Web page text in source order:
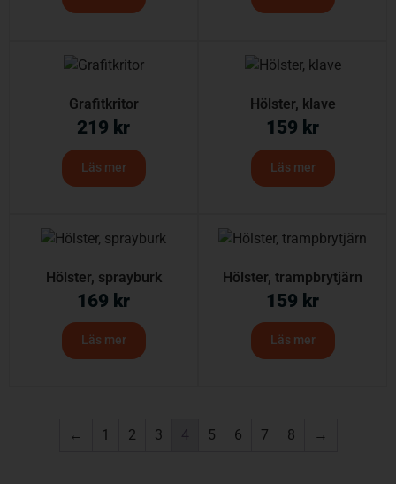
Grafitkritor
219 kr
Läs mer
Hölster, klave
159 kr
Läs mer
Hölster, sprayburk
169 kr
Läs mer
Hölster, trampbrytjärn
159 kr
Läs mer
← 1 2 3 4 5 6 7 8 →